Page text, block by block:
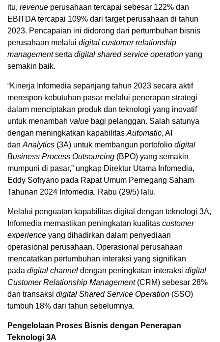
itu, revenue perusahaan tercapai sebesar 122% dan
EBITDA tercapai 109% dari target perusahaan di tahun
2023. Pencapaian ini didorong dari pertumbuhan bisnis
perusahaan melalui digital customer relationship
managementserta digital shared service operation yang
semakin baik.
“Kinerja Infomedia sepanjang tahun 2023 secara aktif
merespon kebutuhan pasar melalui penerapan strategi
dalam menciptakan produk dan teknologi yang inovatif
untuk menambah value bagi pelanggan. Salah satunya
dengan meningkatkan kapabilitas Automatic, AI
dan Analytics (3A) untuk membangun portofolio digital
Business Process Outsourcing (BPO) yang semakin
mumpuni di pasar,” ungkap Direktur Utama Infomedia,
Eddy Sofryano pada Rapat Umum Pemegang Saham
Tahunan 2024 Infomedia, Rabu (29/5) lalu.
Melalui penguatan kapabilitas digital dengan teknologi 3A,
Infomedia memastikan peningkatan kualitas customer
experience yang dihadirkan dalam penyediaan
operasional perusahaan. Operasional perusahaan
mencatatkan pertumbuhan interaksi yang signifikan
pada digital channel dengan peningkatan interaksi digital
Customer Relationship Management(CRM) sebesar 28%
dan transaksi digital Shared Service Operation (SSO)
tumbuh 18% dari tahun sebelumnya.
Pengelolaan Proses Bisnis dengan Penerapan
Teknologi 3A